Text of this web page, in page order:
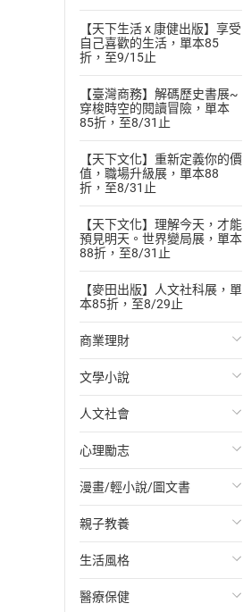
【天下生活 x 康健出版】享受
自己喜歡的生活，單本85
折，至9/15止
【臺灣商務】解碼歷史書展~
穿梭時空的閱讀冒險，單本
85折，至8/31止
【天下文化】重新定義你的價
值，職場升級展，單本88
折，至8/31止
【天下文化】理解今天，才能
預見明天。世界變局展，單本
88折，至8/31止
【麥田出版】人文社科展，單
本85折，至8/29止
商業理財
投資理財
經濟/趨勢
財務/金融
管理/領導
職場工作術
成功法
行銷/廣告
文學小說
歐美文學
日本文學
韓國文學
華文文學
經典文學
成長/家庭生活小說
人文社會
國際關係
政治
社會科學
台灣/中國歷史
日/韓歷史
心理勵志
心靈成長/情緒
人際關係
兩性關係
心理學
漫畫/輕小說/圖文書
輕小說
奇幻/科幻
愛情故事
親子教養
教育現場
兒童文學/故事
生活風格
飲食/食譜
醫療保健